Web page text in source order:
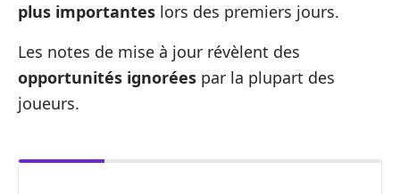
plus importantes lors des premiers jours.
Les notes de mise à jour révèlent des
opportunités ignorées par la plupart des
joueurs.